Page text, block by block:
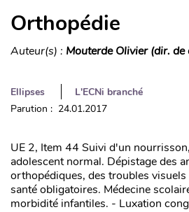
Orthopédie
Auteur(s) : Mouterde Olivier (dir. de
Ellipses
L'ECNi branché
Parution : 24.01.2017
UE 2, Item 44 Suivi d'un
adolescent normal. Dépistage des
orthopédiques, des troubles
santé obligatoires. Médecine
morbidité infantiles. - Luxation